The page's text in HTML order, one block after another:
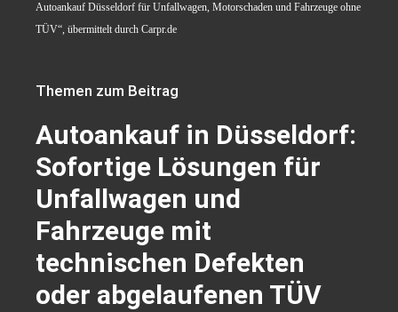
Autoankauf Düsseldorf für Unfallwagen, Motorschaden und Fahrzeuge ohne
TÜV“, übermittelt durch Carpr.de
Themen zum Beitrag
Autoankauf in Düsseldorf:
Sofortige Lösungen für
Unfallwagen und
Fahrzeuge mit
technischen Defekten
oder abgelaufenen TÜV